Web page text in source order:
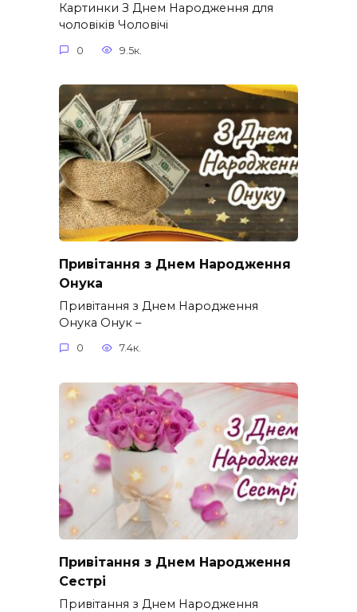
Картинки З Днем Народження для
чоловіків​ Чоловічі
0 9.5к.
Привітання з Днем Народження
Онука
Привітання з Днем Народження
Онука Онук –
0 7.4к.
Привітання з Днем Народження
Сестрі
Привітання з Днем Народження